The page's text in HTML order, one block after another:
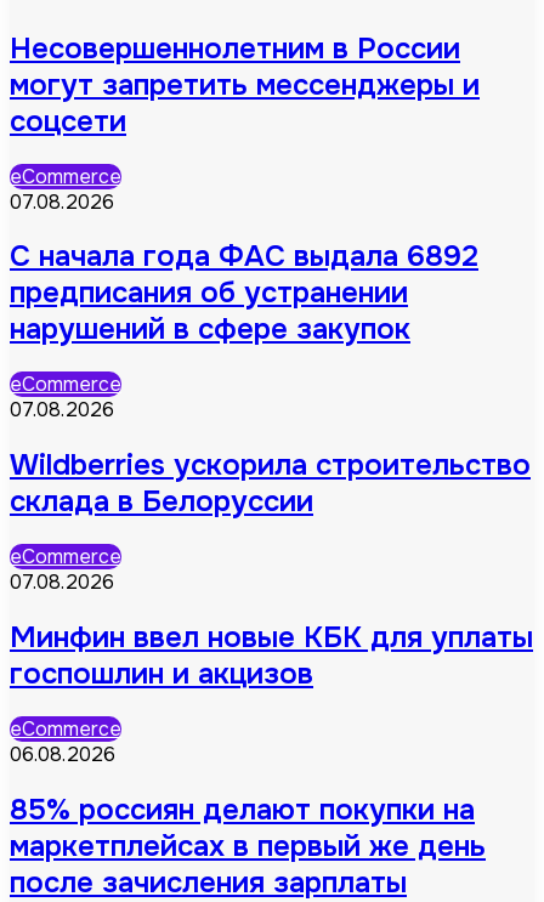
Несовершеннолетним в России
могут запретить мессенджеры и
соцсети
eCommerce
07.08.2026
С начала года ФАС выдала 6892
предписания об устранении
нарушений в сфере закупок
eCommerce
07.08.2026
Wildberries ускорила строительство
склада в Белоруссии
eCommerce
07.08.2026
Минфин ввел новые КБК для уплаты
госпошлин и акцизов
eCommerce
06.08.2026
85% россиян делают покупки на
маркетплейсах в первый же день
после зачисления зарплаты